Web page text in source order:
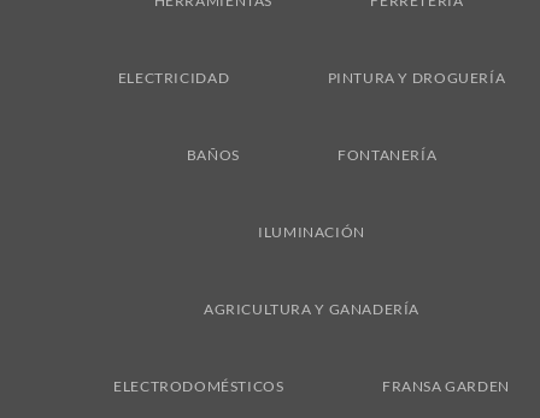
ELECTRICIDAD PINTURA Y DROGUERÍA
BAÑOS FONTANERÍA
ILUMINACIÓN
AGRICULTURA Y GANADERÍA
ELECTRODOMÉSTICOS FRANSA GARDEN